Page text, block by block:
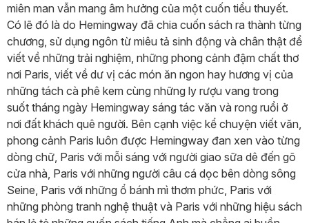
miên man vẫn mang âm hưởng của một cuốn tiểu thuyết.
Có lẽ đó là do Hemingway đã chia cuốn sách ra thành từng
chương, sử dụng ngôn từ miêu tả sinh động và chân thật để
viết về những trải nghiệm, những phong cảnh đậm chất thơ
nơi Paris, viết về dư vị các món ăn ngon hay hương vị của
những tách cà phê kem cùng những ly rượu vang trong
suốt tháng ngày Hemingway sáng tác văn và rong ruổi ở
nơi đất khách quê người. Bên cạnh việc kể chuyện viết văn,
phong cảnh Paris luôn được Hemingway đan xen vào từng
dòng chữ, Paris với mỗi sáng với người giao sữa dê đến gõ
cửa nhà, Paris với những người câu cá dọc bên dòng sông
Seine, Paris với những ổ bánh mì thơm phức, Paris với
những phòng tranh nghệ thuật và Paris với những hiệu sách